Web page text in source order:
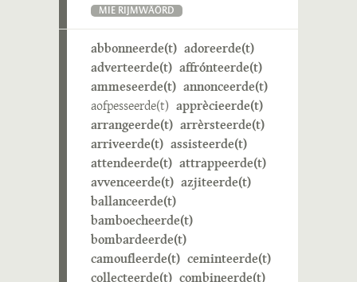
MIE RIJMWÄÖRD
abbonneerde(t) adoreerde(t)
adverteerde(t) affrónteerde(t)
ammeseerde(t) annonceerde(t)
aofpesseerde(t) apprècieerde(t)
arrangeerde(t) arrèrsteerde(t)
arriveerde(t) assisteerde(t)
attendeerde(t) attrappeerde(t)
avvenceerde(t) azjiteerde(t)
ballanceerde(t)
bamboecheerde(t)
bombardeerde(t)
camoufleerde(t) ceminteerde(t)
collecteerde(t) combineerde(t)